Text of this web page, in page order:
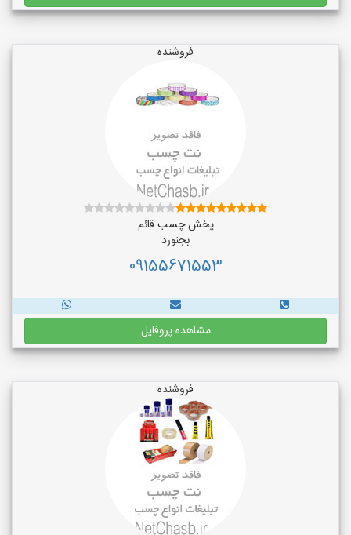
فروشنده
پخش چسب قائم
بجنورد
09155671553
مشاهده پروفایل
فروشنده